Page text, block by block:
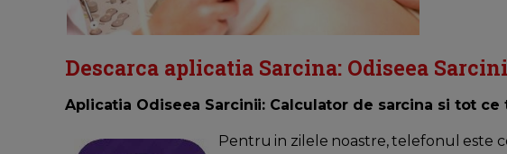
Descarca aplicatia Sarcina: Odiseea
Aplicatia Odiseea Sarcinii: Calculator de sarcina si tot
Pentru in zilele noastre, telefonul este